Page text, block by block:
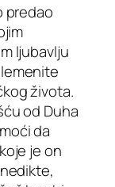
predao
ljubavlju
života.
od Duha
da
je on